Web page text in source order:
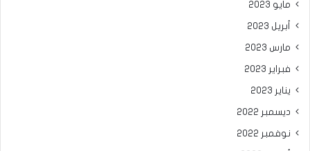
مايو 2023
أبريل 2023
مارس 2023
فبراير 2023
يناير 2023
ديسمبر 2022
نوفمبر 2022